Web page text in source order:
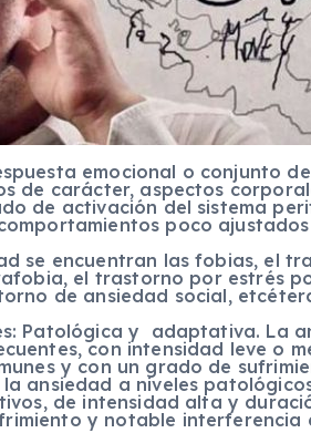
emocional o conjunto
de carácter, aspectos
de activación del sistema
poco
se encuentran las fobias, el
el trastorno por estrés
de ansiedad social,
Patológica y adaptativa. La
con intensidad leve o
y con un grado de
ansiedad a niveles
de intensidad alta y
y notable interferencia